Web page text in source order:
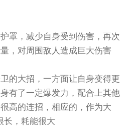
罩，减少自身受到伤害，再次
，对周围敌人造成巨大伤害
的大招，一方面让自身变得更
有了一定爆发力，配合上其他
高的连招，相应的，作为大
长，耗能很大